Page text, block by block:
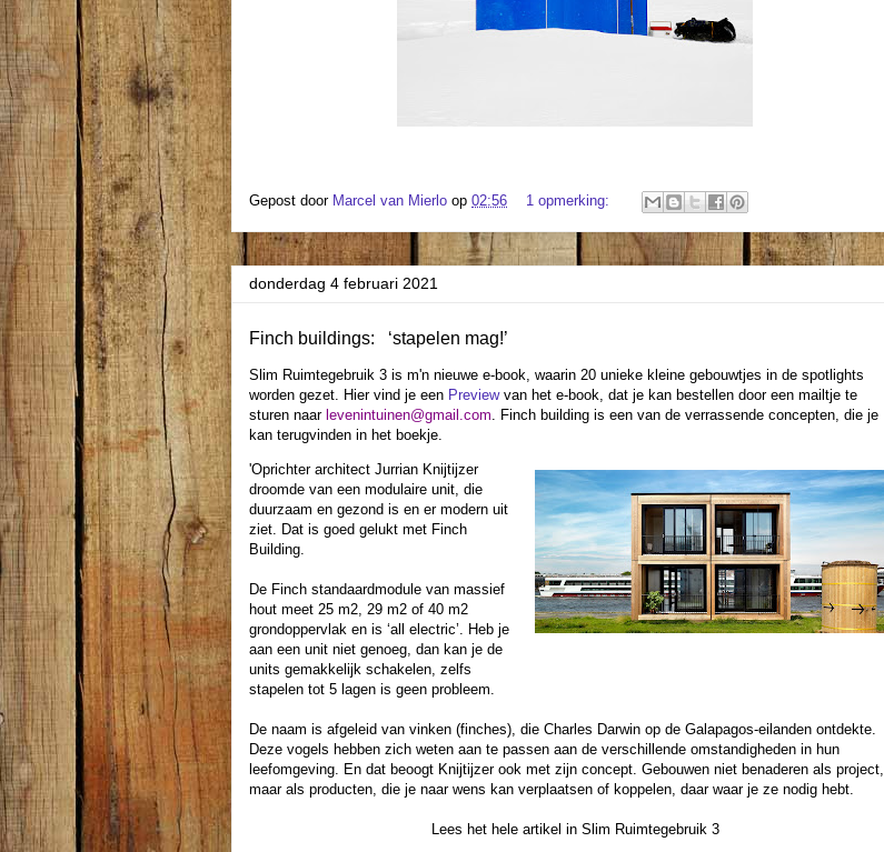
Gepost door Marcel van Mierlo op 02:56 1 opmerking:
donderdag 4 februari 2021
Finch buildings: ‘stapelen mag!’
Slim Ruimtegebruik 3 is m'n nieuwe e-book, waarin 20 unieke kleine gebouwtjes in de spotlights
worden gezet. Hier vind je een Previewvan het e-book, dat je kan bestellen door een mailtje te
sturen naar levenintuinen@gmail.com. Finch building is een van de verrassende concepten, die je
kan terugvinden in het boekje.
'Oprichter architect Jurrian Knijtijzer
droomde van een modulaire unit, die
duurzaam en gezond is en er modern uit
ziet. Dat is goed gelukt met Finch
Building.
De Finch standaardmodule van massief
hout meet 25 m2, 29 m2 of 40 m2
grondoppervlak en is ‘all electric’. Heb je
aan een unit niet genoeg, dan kan je de
units gemakkelijk schakelen, zelfs
stapelen tot 5 lagen is geen probleem.
De naam is afgeleid van vinken (finches), die Charles Darwin op de Galapagos-eilanden ontdekte.
Deze vogels hebben zich weten aan te passen aan de verschillende omstandigheden in hun
leefomgeving. En dat beoogt Knijtijzer ook met zijn concept. Gebouwen niet benaderen als project,
maar als producten, die je naar wens kan verplaatsen of koppelen, daar waar je ze nodig hebt.
Lees het hele artikel in Slim Ruimtegebruik 3